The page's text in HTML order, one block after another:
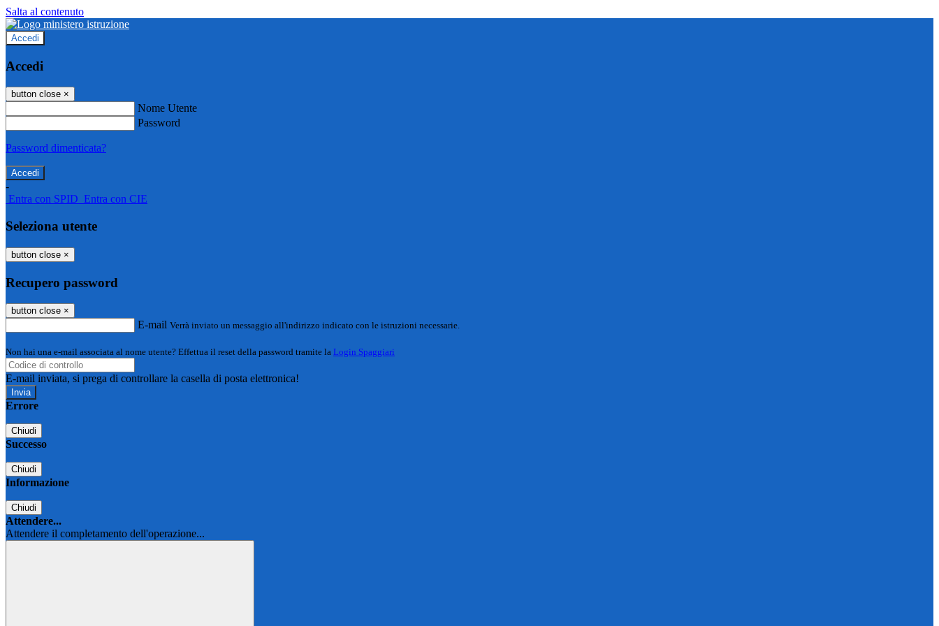
Salta al contenuto
Accedi
Accedi
button close ×
Nome Utente
Password
Password dimenticata?
-
Entra con SPID Entra con CIE
Seleziona utente
button close ×
Recupero password
button close ×
E-mail Verrà inviato un messaggio all'indirizzo indicato con le istruzioni necessarie.
Non hai una e-mail associata al nome utente? Effettua il reset della password tramite la Login Spaggiari
E-mail inviata, si prega di controllare la casella di posta elettronica!
Errore
Chiudi
Successo
Chiudi
Informazione
Chiudi
Attendere...
Attendere il completamento dell'operazione...